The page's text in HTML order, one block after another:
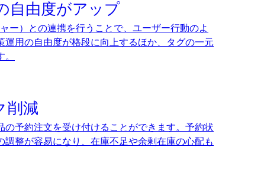
自由度がアップ
ー）との連携を行うことで、ユーザー行動のよ
運用の自由度が格段に向上するほか、タグの一元
削減
の予約注文を受け付けることができます。予約状
調整が容易になり、在庫不足や余剰在庫の心配も